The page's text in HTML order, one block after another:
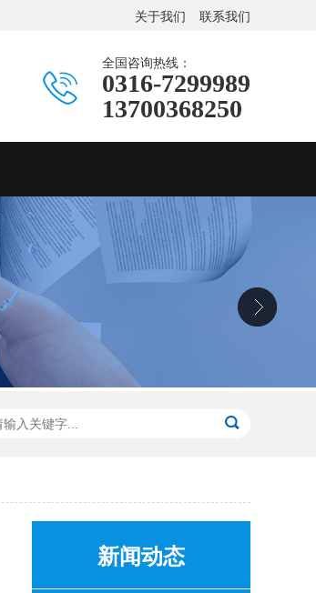
关于我们 联系我们
全国咨询热线：
0316-7299989
13700368250
新闻动态